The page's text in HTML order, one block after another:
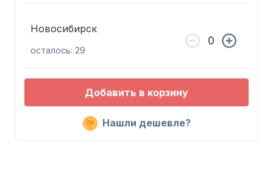
Винты
Новосибирск
осталось: 29
Добавить в корзину
Нашли дешевле?